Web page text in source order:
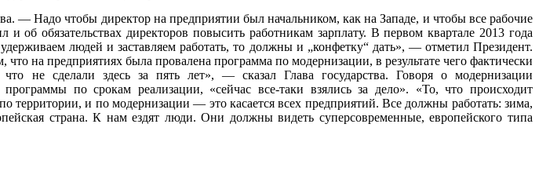
— Надо чтобы директор на предприятии был начальником, как на Западе, и чтобы все рабочие
обязательствах директоров повысить работникам зарплату. В первом квартале 2013 года
людей и заставляем работать, то должны и „конфетку“ дать», — отметил Президент.
на предприятиях была провалена программа по модернизации, в результате чего фактически
не сделали здесь за пять лет», — сказал Глава государства. Говоря о модернизации
по срокам реализации, «сейчас все-таки взялись за дело». «То, что происходит
территории, и по модернизации — это касается всех предприятий. Все должны работать: зима,
страна. К нам ездят люди. Они должны видеть суперсовременные, европейского типа